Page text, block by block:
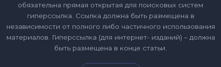
обязательна прямая открытая для поисковых систем
гиперссылка. Ссылка должна быть размещена в
независимости от полного либо частичного использования
материалов. Гиперссылка (для интернет- изданий) – должна
быть размещена в конце статьи.